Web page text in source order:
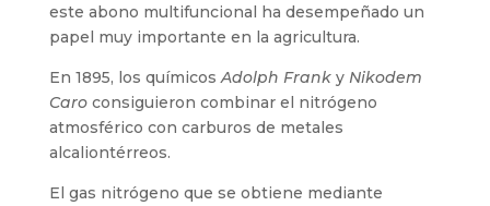
este abono multifuncional ha desempeñado un
papel muy importante en la agricultura.
En 1895, los químicosAdolph Franky Nikodem
Caroconsiguieron combinar el nitrógeno
atmosférico con carburos de metales
alcaliontérreos.
El gas nitrógeno que se obtiene mediante